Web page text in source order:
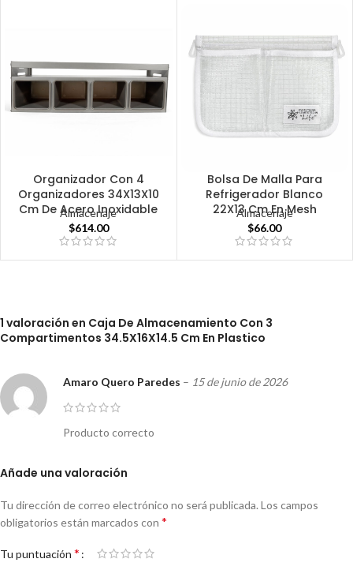
Organizador Con 4
Organizadores 34X13X10
Cm De Acero Inoxidable
Almacenaje
$614.00
Bolsa De Malla Para
Refrigerador Blanco
22X13 Cm En Mesh
Almacenaje
$66.00
1 valoración en Caja De Almacenamiento Con 3
Compartimentos 34.5X16X14.5 Cm En Plastico
Amaro Quero Paredes – 15 de junio de 2026
Producto correcto
Añade una valoración
Tu dirección de correo electrónico no será publicada. Los campos
obligatorios están marcados con *
Tu puntuación *